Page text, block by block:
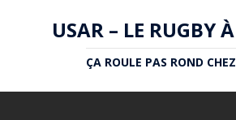
USAR – LE RUGBY
ÇA ROULE PAS ROND